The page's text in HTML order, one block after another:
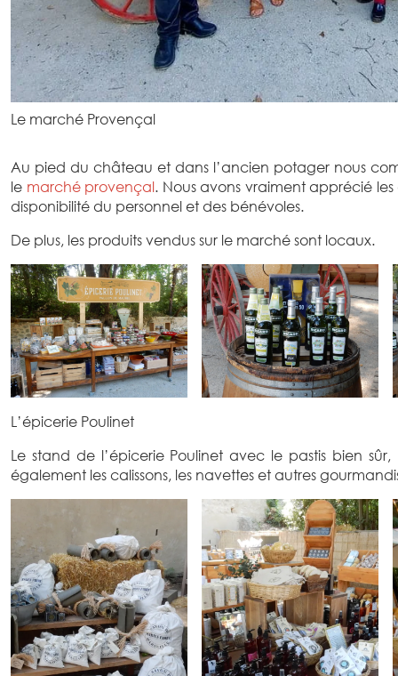
Le marché Provençal
Au pied du château et dans l’ancien potager nous
le marché provençal. Nous avons vraiment apprécié
disponibilité du personnel et des bénévoles.
De plus, les produits vendus sur le marché sont locaux.
L’épicerie Poulinet
Le stand de l’épicerie Poulinet avec le pastis bien sûr,
également les calissons, les navettes et autres